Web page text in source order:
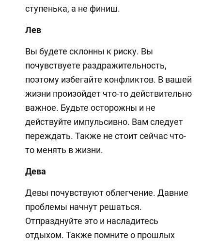
ступенька, а не финиш.
Лев
Вы будете склонны к риску. Вы
почувствуете раздражительность,
поэтому избегайте конфликтов. В вашей
жизни произойдет что-то действительно
важное. Будьте осторожны и не
действуйте импульсивно. Вам следует
переждать. Также не стоит сейчас что-
то менять в жизни.
Дева
Девы почувствуют облегчение. Давние
проблемы начнут решаться.
Отпразднуйте это и насладитесь
отдыхом. Также помните о прошлых